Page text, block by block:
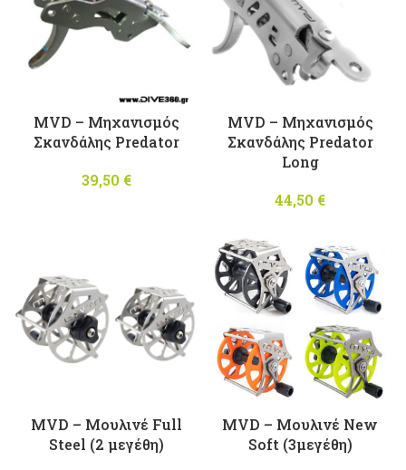
MVD – Μηχανισμός
Σκανδάλης Predator
39,50 €
MVD – Μηχανισμός
Σκανδάλης Predator
Long
44,50 €
MVD – Μουλινέ Full
Steel (2 μεγέθη)
MVD – Μουλινέ New
Soft (3μεγέθη)